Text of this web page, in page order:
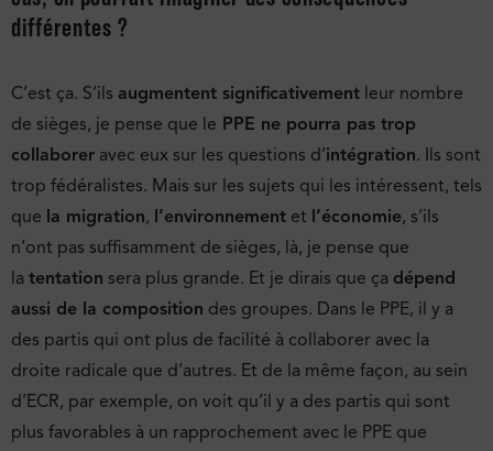
différentes ?
C’est ça. S’ils augmentent significativement leur nombre
de sièges, je pense que le PPE ne pourra pas trop
collaborer avec eux sur les questions d’intégration. Ils sont
trop fédéralistes. Mais sur les sujets qui les intéressent, tels
que la migration, l’environnement et l’économie, s’ils
n’ont pas suffisamment de sièges, là, je pense que
la tentation sera plus grande. Et je dirais que ça dépend
aussi de la composition des groupes. Dans le PPE, il y a
des partis qui ont plus de facilité à collaborer avec la
droite radicale que d’autres. Et de la même façon, au sein
d’ECR, par exemple, on voit qu’il y a des partis qui sont
plus favorables à un rapprochement avec le PPE que